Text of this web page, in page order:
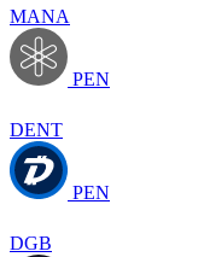
MANA
PEN
DENT
PEN
DGB